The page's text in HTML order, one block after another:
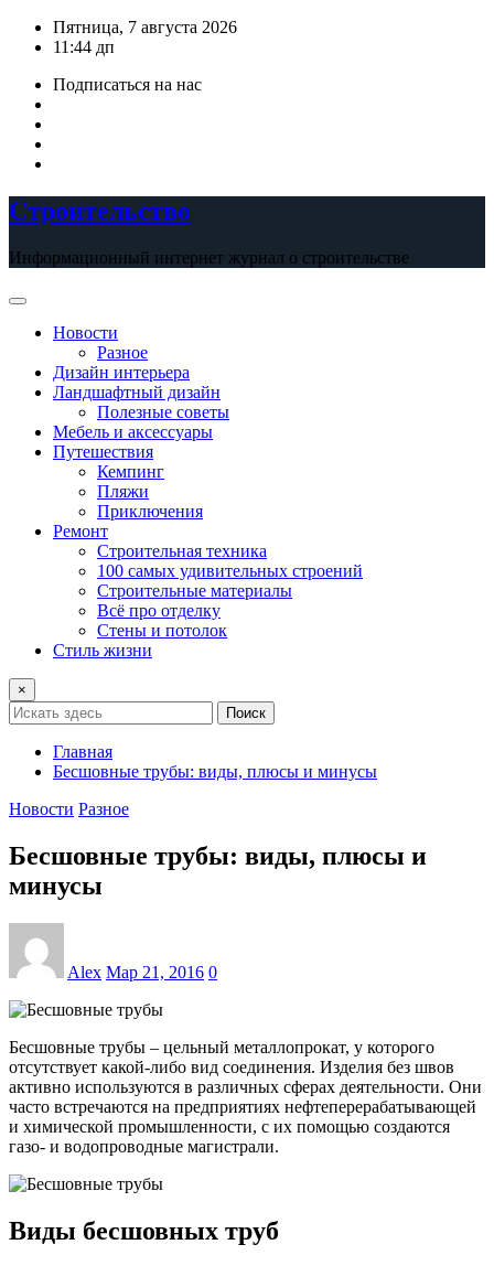
ПерейтиПятница, 7 августа 2026
11:44 дп
Подписаться на нас
Строительство
Информационный интернет журнал о строительстве
Новости
Разное
Дизайн интерьера
Ландшафтный дизайн
Полезные советы
Мебель и аксессуары
Путешествия
Кемпинг
Пляжи
Приключения
Ремонт
Строительная техника
100 самых удивительных строений
Строительные материалы
Всё про отделку
Стены и потолок
Стиль жизни
×
Поиск
Главная
Бесшовные трубы: виды, плюсы и минусы
Новости Разное
Бесшовные трубы: виды, плюсы и
минусы
Alex Мар 21, 2016 0
Бесшовные трубы – цельный металлопрокат, у которого
отсутствует какой-либо вид соединения. Изделия без швов
активно используются в различных сферах деятельности. Они
часто встречаются на предприятиях нефтеперерабатывающей
и химической промышленности, с их помощью создаются
газо- и водопроводные магистрали.
Виды бесшовных труб